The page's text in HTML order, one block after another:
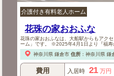
介護付き有料老人ホーム
花珠の家おおふな
花珠の家おおふなは、大船駅からもアク
ーム」です。 ※2025年4月1日より『福寿
神奈川県 鎌倉市 住所： 神奈川県 鎌
費用 入居時 21 万円